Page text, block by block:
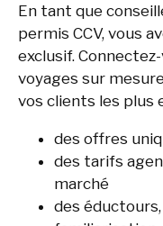
En tant que
permis CCV, vous
exclusif.
voyages sur
vos clients les plus
des offres
des tarifs
marché
des